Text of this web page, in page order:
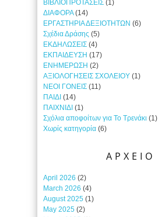
ΒΙΒΛΙΟΠΡΟΤΑΣΕΙΣ (1)
ΔΙΑΦΟΡΑ(14)
ΕΡΓΑΣΤΗΡΙΑ ΔΕΞΙΟΤΗΤΩΝ (6)
Σχέδια Δράσης (5)
ΕΚΔΗΛΩΣΕΙΣ (4)
ΕΚΠΑΙΔΕΥΣΗ (17)
ΕΝΗΜΕΡΩΣΗ (2)
ΑΞΙΟΛΟΓΗΣΕΙΣ ΣΧΟΛΕΙΟΥ (1)
ΝΕΟΙ ΓΟΝΕΙΣ (11)
ΠΑΙΔΙ (14)
ΠΑΙΧΝΙΔΙ (1)
Σχόλια αποφοίτων για Το Τρενάκι (1)
Χωρίς κατηγορία (6)
ΑΡΧΕΙΟ
April 2026 (2)
March 2026 (4)
August 2025 (1)
May 2025 (2)